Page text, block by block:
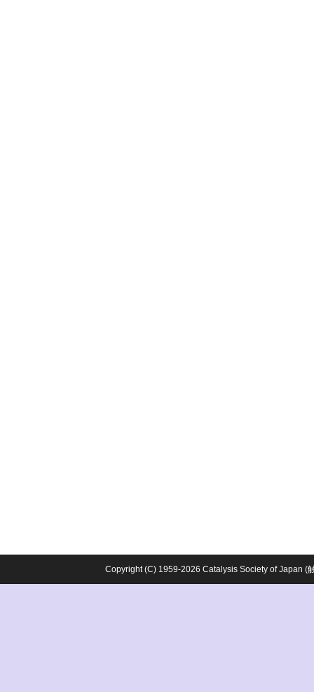
Copyright (C) 1959-2026 Catalysis Society of Japan (